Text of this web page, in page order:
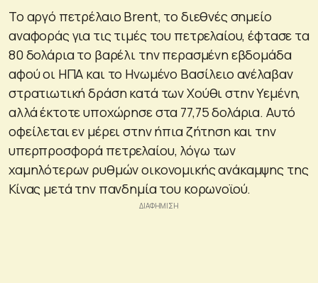
Το αργό πετρέλαιο Brent, το διεθνές σημείο
αναφοράς για τις τιμές του πετρελαίου, έφτασε τα
80 δολάρια το βαρέλι την περασμένη εβδομάδα
αφού οι ΗΠΑ και το Ηνωμένο Βασίλειο ανέλαβαν
στρατιωτική δράση κατά των Χούθι στην Υεμένη,
αλλά έκτοτε υποχώρησε στα 77,75 δολάρια. Αυτό
οφείλεται εν μέρει στην ήπια ζήτηση και την
υπερπροσφορά πετρελαίου, λόγω των
χαμηλότερων ρυθμών οικονομικής ανάκαμψης της
Κίνας μετά την πανδημία του κορωνοϊού.